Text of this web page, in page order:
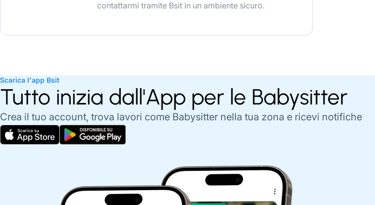
contattarmi tramite Bsit in un ambiente sicuro.
Scarica l'app Bsit
Tutto inizia dall'App per le Babysitter
Crea il tuo account, trova lavori come Babysitter nella tua zona e ricevi notifiche